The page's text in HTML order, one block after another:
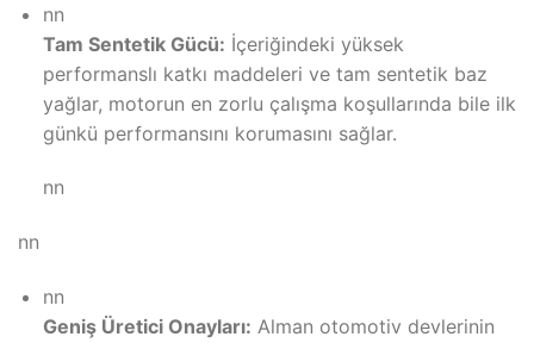
nn
Tam Sentetik Gücü: İçeriğindeki yüksek
performanslı katkı maddeleri ve tam sentetik baz
yağlar, motorun en zorlu çalışma koşullarında bile ilk
günkü performansını korumasını sağlar.
nn
nn
nn
Geniş Üretici Onayları: Alman otomotiv devlerinin